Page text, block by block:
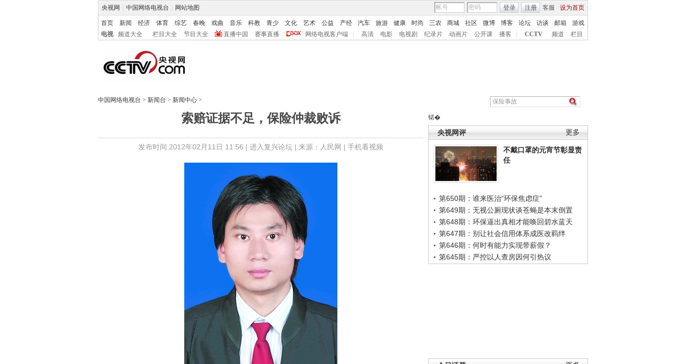
央视网 中国网络电视台 网站地图 客服 设为首页
登录 注册
首页 新闻 经济 体育 综艺 春晚 戏曲 音乐 科教 青少 文化 艺术 公益 产经 汽车 旅游 健康 时尚 三农 商城 社区 微博 博客 论坛 访谈 邮箱
游戏
电视
频道大全 栏目大全 节目大全 直播中国 赛事直播 网络电视客户端 高清 电影 电视剧 纪录片 动画片 公开课 播客 CCTV 频道 栏目
中国网络电视台 > 新闻台 > 新闻中心 >
索赔证据不足，保险仲裁败诉
发布时间:2012年02月11日 11:56 | 进入复兴论坛| 来源：人民网 | 手机看视频
锘�
更多
央视网评
不戴口罩的元宵节彰显责
任
第650期：谁来医治“环保焦虑症”
第649期：无视公厕现状谈苍蝇是本末倒置
第648期：环保逼出真相才能唤回碧水蓝天
第647期：别让社会信用体系成医改羁绊
第646期：何时有能力实现带薪假？
第645期：严控以人查房因何引热议